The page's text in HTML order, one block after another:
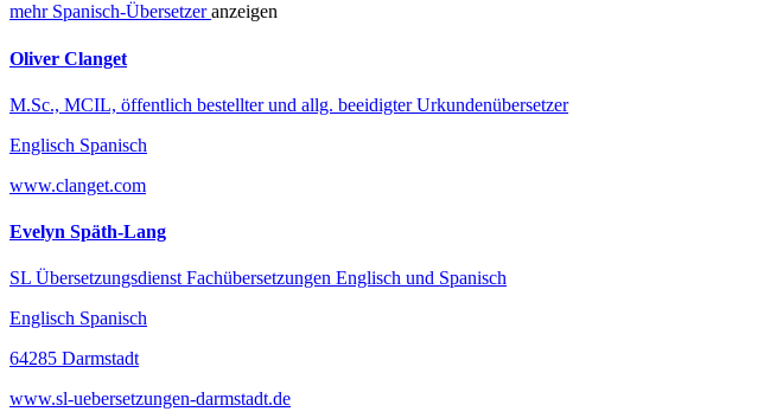
mehr Spanisch-Übersetzeranzeigen
Oliver Clanget
M.Sc., MCIL, öffentlich bestellter und allg. beeidigter Urkundenübersetzer
Englisch Spanisch
www.clanget.com
Evelyn Späth-Lang
SL Übersetzungsdienst Fachübersetzungen Englisch und Spanisch
Englisch Spanisch
64285 Darmstadt
www.sl-uebersetzungen-darmstadt.de